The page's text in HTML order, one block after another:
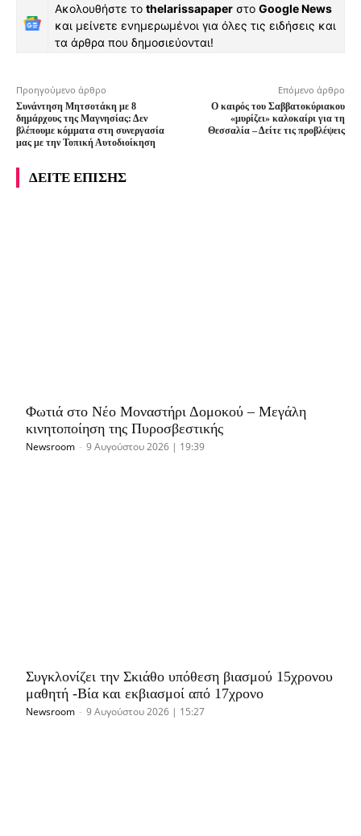
Ακολουθήστε το thelarissapaper στο Google News
και μείνετε ενημερωμένοι για όλες τις ειδήσεις και
τα άρθρα που δημοσιεύονται!
Προηγούμενο άρθρο
Συνάντηση Μητσοτάκη με 8
δημάρχους της Μαγνησίας: Δεν
βλέπουμε κόμματα στη συνεργασία
μας με την Τοπική Αυτοδιοίκηση
Επόμενο άρθρο
Ο καιρός του Σαββατοκύριακου
«μυρίζει» καλοκαίρι για τη
Θεσσαλία – Δείτε τις προβλέψεις
ΔΕΙΤΕ ΕΠΙΣΗΣ
Φωτιά στο Νέο Μοναστήρι Δομοκού – Μεγάλη
κινητοποίηση της Πυροσβεστικής
Newsroom - 9 Αυγούστου 2026 | 19:39
Συγκλονίζει την Σκιάθο υπόθεση βιασμού 15χρονου
μαθητή -Βία και εκβιασμοί από 17χρονο
Newsroom - 9 Αυγούστου 2026 | 15:27